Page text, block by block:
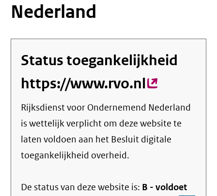
Nederland
Status toegankelijkheid
https://www.rvo.nl(externe
link)
Rijksdienst voor Ondernemend Nederland
is wettelijk verplicht om deze website te
laten voldoen aan het Besluit digitale
toegankelijkheid overheid.
De status van dezewebsite is: B -voldoet